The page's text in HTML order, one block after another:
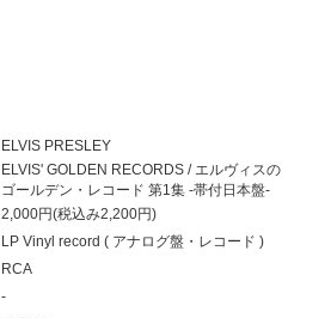
ELVIS PRESLEY
ELVIS' GOLDEN RECORDS / エルヴィスの
ゴールデン・レコード 第1集 -帯付日本盤-
2,000円(税込み2,200円)
LP Vinyl record ( アナログ盤・レコード )
RCA
-